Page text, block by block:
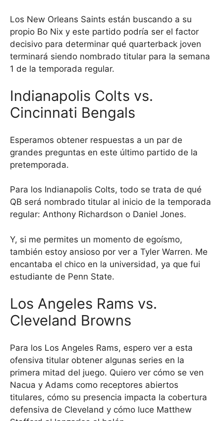
Los New Orleans Saints están buscando a su
propio Bo Nix y este partido podría ser el factor
decisivo para determinar qué quarterback joven
terminará siendo nombrado titular para la semana
1 de la temporada regular.
Indianapolis Colts vs.
Cincinnati Bengals
Esperamos obtener respuestas a un par de
grandes preguntas en este último partido de la
pretemporada.
Para los Indianapolis Colts, todo se trata de qué
QB será nombrado titular al inicio de la temporada
regular: Anthony Richardson o Daniel Jones.
Y, si me permites un momento de egoísmo,
también estoy ansioso por ver a Tyler Warren. Me
encantaba el chico en la universidad, ya que fui
estudiante de Penn State.
Los Angeles Rams vs.
Cleveland Browns
Para los Los Angeles Rams, espero ver a esta
ofensiva titular obtener algunas series en la
primera mitad del juego. Quiero ver cómo se ven
Nacua y Adams como receptores abiertos
titulares, cómo su presencia impacta la cobertura
defensiva de Cleveland y cómo luce Matthew